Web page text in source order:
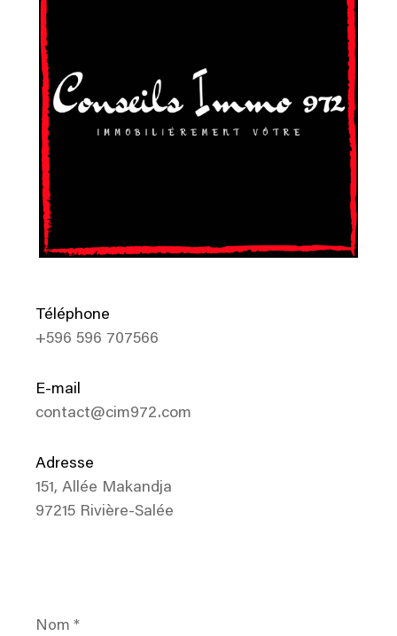
Téléphone
+596 596 707566
E-mail
contact@cim972.com
Adresse
151, Allée Makandja
97215 Rivière-Salée
*